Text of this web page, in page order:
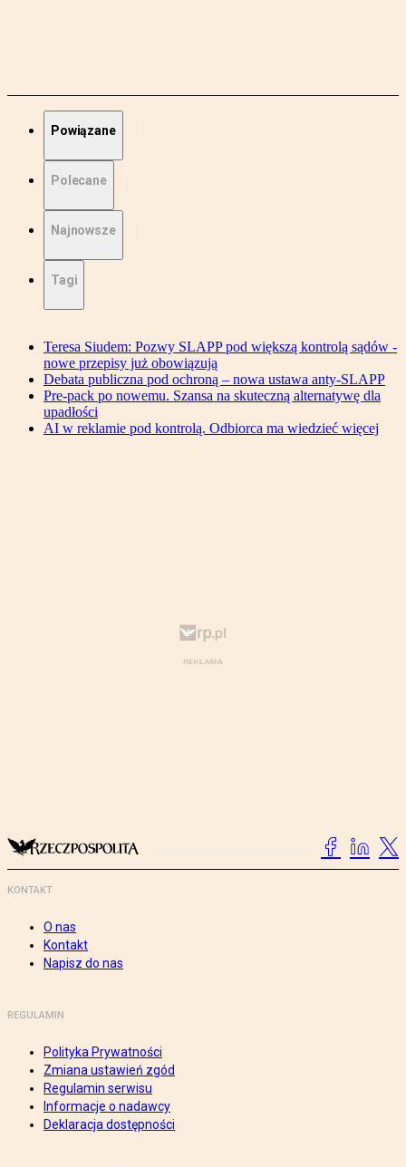
Powiązane
Polecane
Najnowsze
Tagi
Teresa Siudem: Pozwy SLAPP pod większą kontrolą sądów -
nowe przepisy już obowiązują
Debata publiczna pod ochroną – nowa ustawa anty-SLAPP
Pre-pack po nowemu. Szansa na skuteczną alternatywę dla
upadłości
AI w reklamie pod kontrolą. Odbiorca ma wiedzieć więcej
KONTAKT
O nas
Kontakt
Napisz do nas
REGULAMIN
Polityka Prywatności
Zmiana ustawień zgód
Regulamin serwisu
Informacje o nadawcy
Deklaracja dostępności